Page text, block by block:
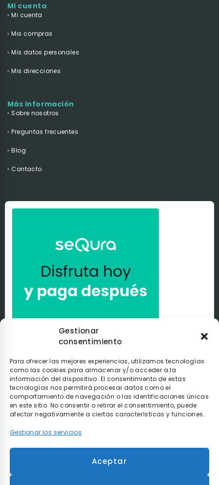
Gestionar
consentimiento
Para ofrecer las mejores experiencias, utilizamos tecnologías
como las cookies para almacenar y/o acceder a la
información del dispositivo. El consentimiento de estas
tecnologías nos permitirá procesar datos como el
comportamiento de navegación o las identificaciones únicas
en este sitio. No consentir o retirar el consentimiento, puede
afectar negativamente a ciertas características y funciones.
Gestionar los servicios
Aceptar
Mi cuenta
Mi cuenta
Mis compras
Mis datos personales
Mis direcciones
Más información
Sobre nosotros
Preguntas frecuentes
Blog
Contacto
Paga a tu ritmo conseQura. Al comprar con nosotros
decides si pagarlo en el momento, después de recibir el
pedido o poco a poco.
* Envío gratis en compras superiores a 90€ y
entrega en 48h para envíos realizados dentro de